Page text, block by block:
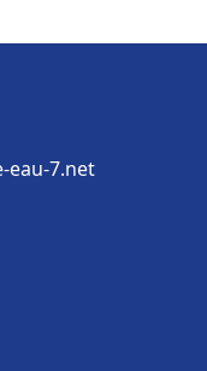
eau-7.net